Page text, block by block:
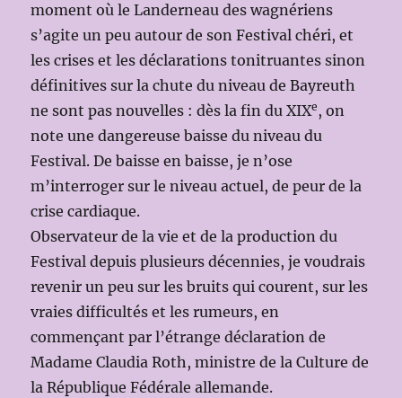
moment où le Landerneau des wagnériens
s’agite un peu autour de son Festival chéri, et
les crises et les déclarations tonitruantes sinon
définitives sur la chute du niveau de Bayreuth
ne sont pas nouvelles : dès la fin du XIXe , on
note une dangereuse baisse du niveau du
Festival. De baisse en baisse, je n’ose
m’interroger sur le niveau actuel, de peur de la
crise cardiaque.
Observateur de la vie et de la production du
Festival depuis plusieurs décennies, je voudrais
revenir un peu sur les bruits qui courent, sur les
vraies difficultés et les rumeurs, en
commençant par l’étrange déclaration de
Madame Claudia Roth, ministre de la Culture de
la République Fédérale allemande.